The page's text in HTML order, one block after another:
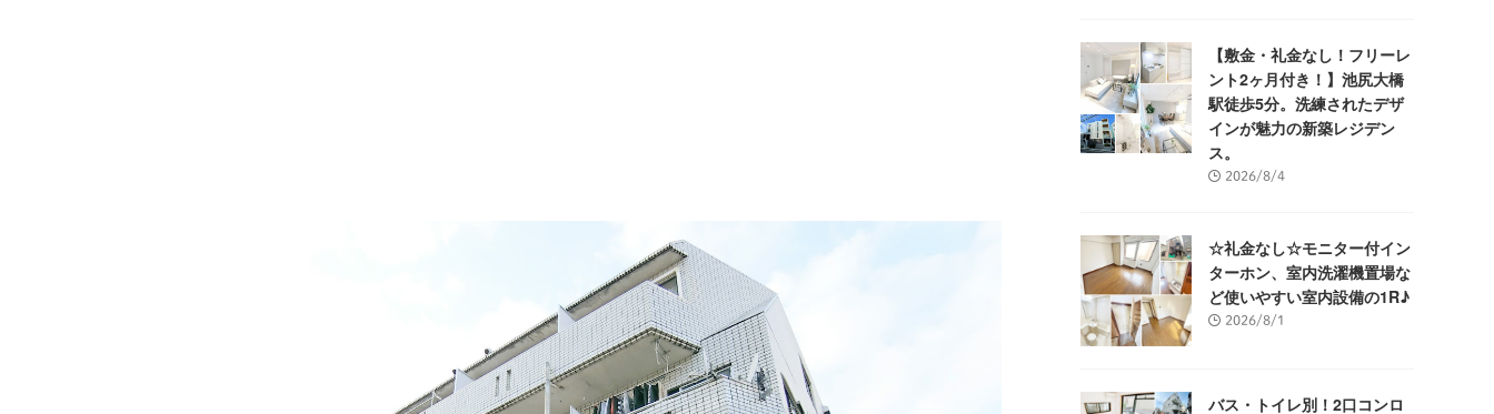
【敷金・礼金なし！フリーレ
ント2ヶ月付き！】池尻大橋
駅徒歩5分。洗練されたデザ
インが魅力の新築レジデン
ス。
2026/8/4
☆礼金なし☆モニター付イン
ターホン、室内洗濯機置場な
ど使いやすい室内設備の1R♪
2026/8/1
バス・トイレ別！2口コンロ